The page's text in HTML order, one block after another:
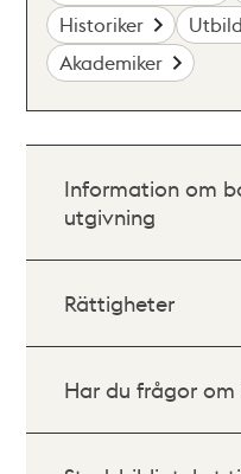
Historiker
Akademiker
Information om
utgivning
Rättigheter
Har du frågor om